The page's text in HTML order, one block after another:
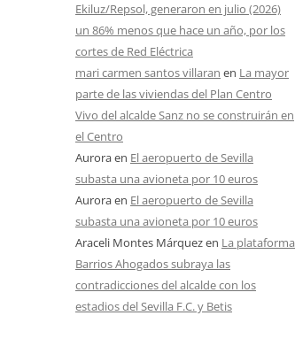
Ekiluz/Repsol, generaron en julio (2026)
un 86% menos que hace un año, por los
cortes de Red Eléctrica
mari carmen santos villaran en La mayor
parte de las viviendas del Plan Centro
Vivo del alcalde Sanz no se construirán en
el Centro
Auroraen El aeropuerto de Sevilla
subasta una avioneta por 10 euros
Auroraen El aeropuerto de Sevilla
subasta una avioneta por 10 euros
Araceli Montes Márquezen La plataforma
Barrios Ahogados subraya las
contradicciones del alcalde con los
estadios del Sevilla F.C. y Betis